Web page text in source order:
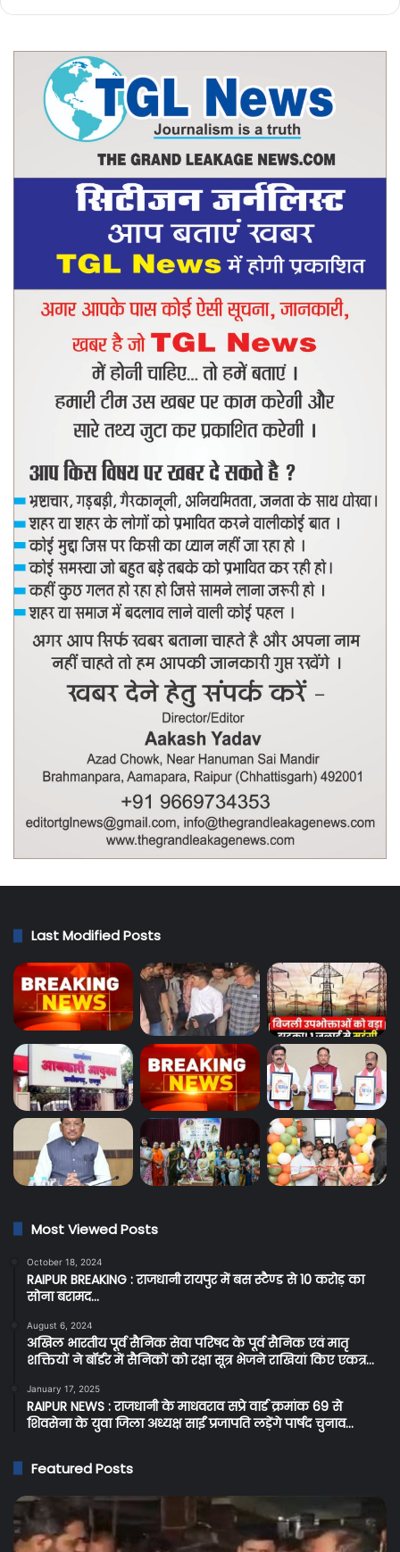
Last Modified Posts
Most Viewed Posts
October 18, 2024
RAIPUR BREAKING : राजधानी रायपुर में बस स्टैण्ड से 10 करोड़ का
सोना बरामद…
August 6, 2024
अखिल भारतीय पूर्व सैनिक सेवा परिषद के पूर्व सैनिक एवं मातृ
शक्तियों ने बॉर्डर में सैनिकों को रक्षा सूत्र भेजने राखियां किए एकत्र…
January 17, 2025
RAIPUR NEWS : राजधानी के माधवराव सप्रे वार्ड क्रमांक 69 से
शिवसेना के युवा जिला अध्यक्ष साईं प्रजापति लड़ेंगे पार्षद चुनाव…
Featured Posts
Raipur
Breaking:
रायपुर